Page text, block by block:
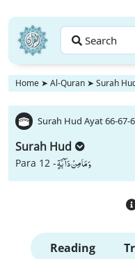
Search
Home ➤ Al-Quran ➤ Surah
Surah Hud Ayat 66-67-
Surah Hud
Para 12 -وَ مَا مِنْ دَآبَّةٍ
Reading